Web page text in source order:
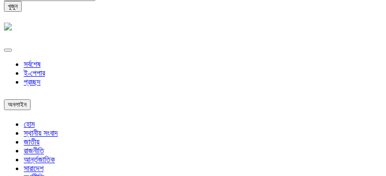
খুজুন
সর্বশেষ
ই-পেপার
প্রচ্ছদ
অনলাইন
হোম
স্থানীয় সংবাদ
জাতীয়
রাজনীতি
আর্ন্তজাতিক
সারাদেশ